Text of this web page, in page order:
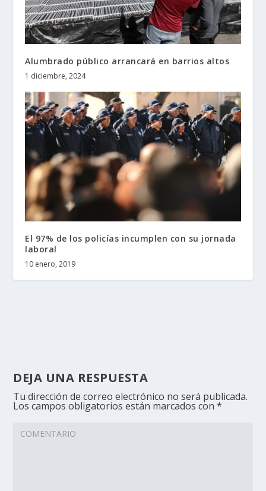
Alumbrado público arrancará en barrios altos
1 diciembre, 2024
El 97% de los policías incumplen con su jornada
laboral
10 enero, 2019
DEJA UNA RESPUESTA
Tu dirección de correo electrónico no será publicada.
Los campos obligatorios están marcados con*